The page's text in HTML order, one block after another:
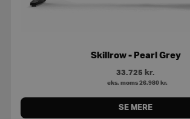
Skillrow - Pearl Grey
33.725 kr.
eks. moms 26.980 kr.
SE MERE